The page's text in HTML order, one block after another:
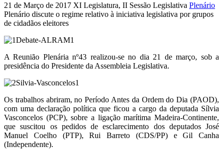
21 de Março de 2017 XI Legislatura, II Sessão Legislativa Plenário
Plenário discute o regime relativo à iniciativa legislativa por grupos
de cidadãos eleitores
A Reunião Plenária nº43 realizou-se no dia 21 de março, sob a
presidência do Presidente da Assembleia Legislativa.
Os trabalhos abriram, no Período Antes da Ordem do Dia (PAOD),
com uma declaração política que ficou a cargo da deputada Sílvia
Vasconcelos (PCP), sobre a ligação marítima Madeira-Continente,
que suscitou os pedidos de esclarecimento dos deputados José
Manuel Coelho (PTP), Rui Barreto (CDS/PP) e Gil Canha
(Independente).